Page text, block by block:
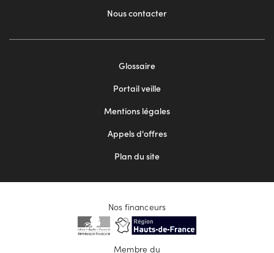
Nous contacter
Glossaire
Portail veille
Mentions légales
Appels d'offres
Plan du site
Nos financeurs
Membre du